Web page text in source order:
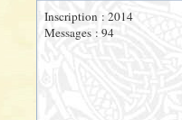
Inscription : 2014
Messages : 94